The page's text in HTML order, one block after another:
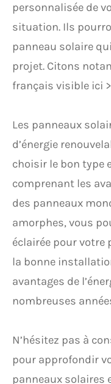
personnalisée de
situation. Ils
panneau solaire
projet. Citons
français visible ici >
Les panneaux
d’énergie
choisir le bon type
comprenant les
des panneaux
amorphes, vous
éclairée pour votre
la bonne
avantages de
nombreuses
N’hésitez pas à
pour approfondir
panneaux solaires